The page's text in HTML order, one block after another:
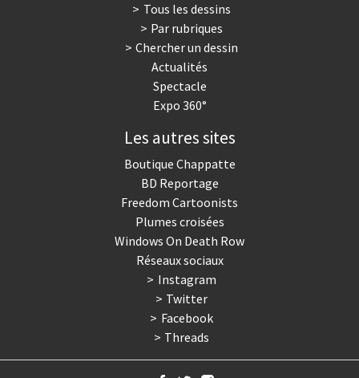
Tous les dessins
Par rubriques
Chercher un dessin
Actualités
Spectacle
Expo 360°
Les autres sites
Boutique Chappatte
BD Reportage
Freedom Cartoonists
Plumes croisées
Windows On Death Row
Réseaux sociaux
Instagram
Twitter
Facebook
Threads